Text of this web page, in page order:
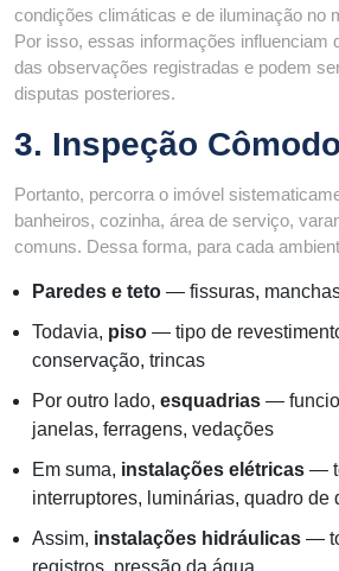
condições climáticas e de iluminação no
Por isso, essas informações influenciam
das observações registradas e podem
disputas posteriores.
3. Inspeção
Portanto, percorra o imóvel
banheiros, cozinha, área de serviço,
comuns. Dessa forma, para cada
Paredes e teto — fissuras,
Todavia, piso — tipo de
conservação, trincas
Por outro lado, esquadrias —
janelas, ferragens, vedações
Em suma, instalações elétricas —
interruptores, luminárias, quadro de
Assim, instalações hidráulicas —
registros, pressão da água